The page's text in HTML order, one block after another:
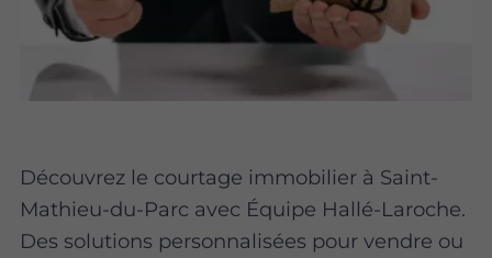
Découvrez le courtage immobilier à Saint-
Mathieu-du-Parc avec Équipe Hallé-Laroche.
Des solutions personnalisées pour vendre ou